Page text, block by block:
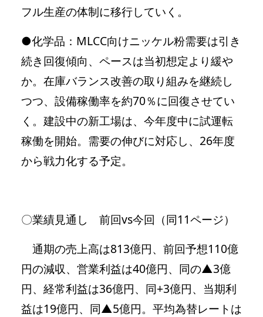
フル生産の体制に移行していく。
●化学品：MLCC向けニッケル粉需要は引き
続き回復傾向、ペースは当初想定より緩や
か。在庫バランス改善の取り組みを継続し
つつ、設備稼働率を約70％に回復させてい
く。建設中の新工場は、今年度中に試運転
稼働を開始。需要の伸びに対応し、26年度
から戦力化する予定。
〇業績見通し 前回vs今回（同11ページ）
通期の売上高は813億円、前回予想110億
円の減収、営業利益は40億円、同の▲3億
円、経常利益は36億円、同+3億円、当期利
益は19億円、同▲5億円。平均為替レートは